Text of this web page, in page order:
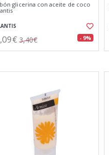
glicerina con aceite de coco
3,40€ - 9%